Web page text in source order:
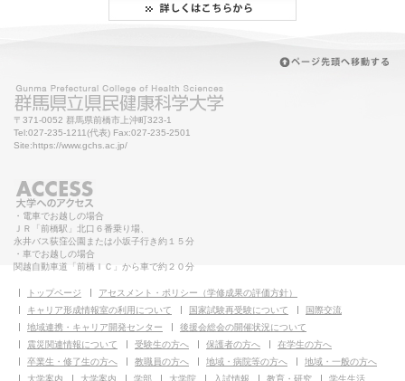
〒371-0052 群馬県前橋市上沖町323-1
Tel:027-235-1211(代表) Fax:027-235-2501
Site:https://www.gchs.ac.jp/
・電車でお越しの場合
ＪＲ「前橋駅」北口６番乗り場、
永井バス荻窪公園または小坂子行き約１５分
・車でお越しの場合
関越自動車道「前橋ＩＣ」から車で約２０分
トップページ
アセスメント・ポリシー（学修成果の評価方針）
キャリア形成情報室の利用について
国家試験再受験について
国際交流
地域連携・キャリア開発センター
後援会総会の開催状況について
震災関連情報について
受験生の方へ 保護者の方へ
在学生の方へ
卒業生・修了生の方へ
教職員の方へ 地域・病院等の方へ
地域・一般の方へ
大学案内
大学案内 学部 大学院 入試情報 教育・研究 学生生活